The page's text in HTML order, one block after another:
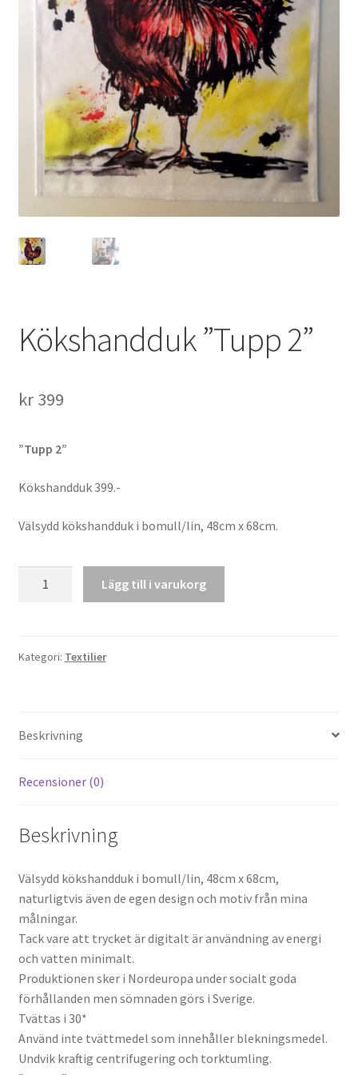
Kökshandduk ”Tupp 2”
kr399
”Tupp 2”
Kökshandduk 399.-
Välsydd kökshandduk i bomull/lin, 48cm x 68cm.
Lägg till i varukorg
Kategori: Textilier
Beskrivning
Recensioner (0)
Beskrivning
Välsydd kökshandduk i bomull/lin, 48cm x 68cm,
naturligtvis även de egen design och motiv från mina
målningar.
Tack vare att trycket är digitalt är användning av energi
och vatten minimalt.
Produktionen sker i Nordeuropa under socialt goda
förhållanden men sömnaden görs i Sverige.
Tvättas i 30*
Använd inte tvättmedel som innehåller blekningsmedel.
Undvik kraftig centrifugering och torktumling.